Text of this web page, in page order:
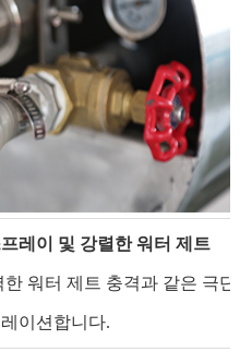
레이 및 강렬한 워터 제트
워터 제트 충격과 같은 극단
이션합니다.